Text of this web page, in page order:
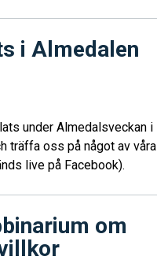
i Almedalen
under Almedalsveckan i
träffa oss på något av våra
live på Facebook).
om